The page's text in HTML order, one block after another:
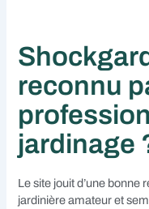
reconnu
jardinage
Le site jouit d’une
jardinière amateur et